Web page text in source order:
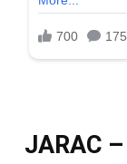
JARAC